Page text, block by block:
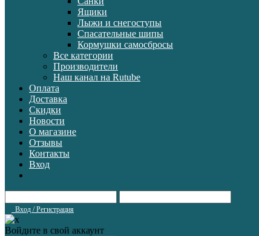
Ящики
Лыжи и снегоступы
Спасательные шипы
Кормушки самосбросы
Все категории
Производители
Наш канал на Rutube
Оплата
Доставка
Скидки
Новости
О магазине
Отзывы
Контакты
Вход
Вход / Регистрация
Войдите в свой аккаунт